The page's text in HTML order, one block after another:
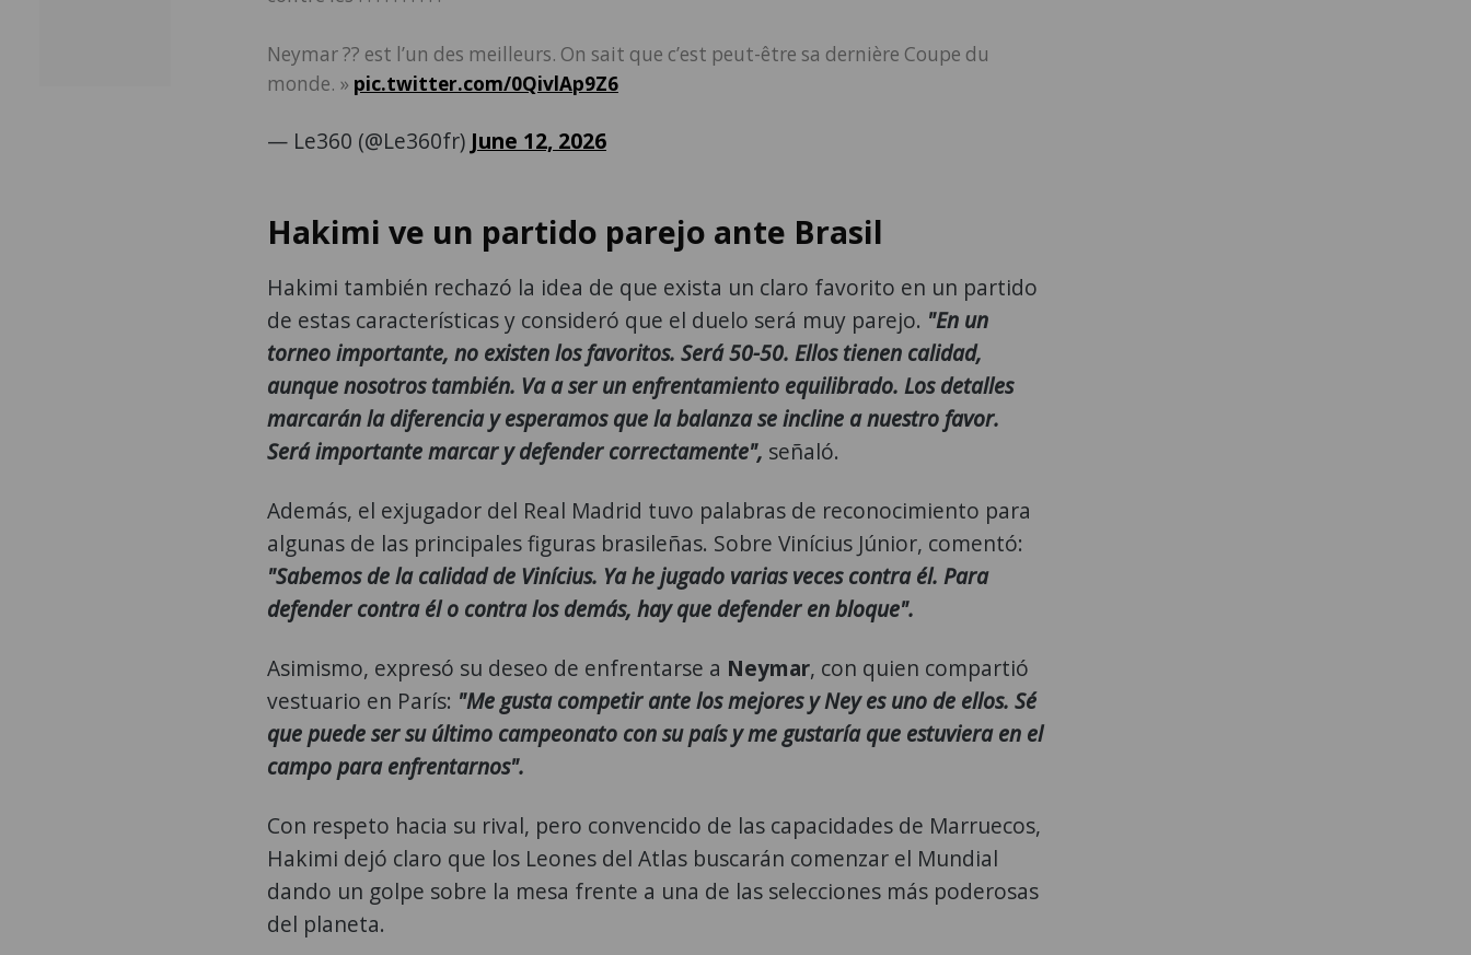
Neymar ?? est l’un des meilleurs. On sait que c’est peut-être sa dernière Coupe du
monde. » pic.twitter.com/0QivlAp9Z6
— Le360 (@Le360fr) June 12, 2026
Hakimi ve un partido parejo ante Brasil
Hakimi también rechazó la idea de que exista un claro favorito en un partido
de estas características y consideró que el duelo será muy parejo. "En un
torneo importante, no existen los favoritos. Será 50-50. Ellos tienen calidad,
aunque nosotros también. Va a ser un enfrentamiento equilibrado. Los detalles
marcarán la diferencia y esperamos que la balanza se incline a nuestro favor.
Será importante marcar y defender correctamente", señaló.
Además, el exjugador del Real Madrid tuvo palabras de reconocimiento para
algunas de las principales figuras brasileñas. Sobre Vinícius Júnior, comentó:
"Sabemos de la calidad de Vinícius. Ya he jugado varias veces contra él. Para
defender contra él o contra los demás, hay que defender en bloque".
Asimismo, expresó su deseo de enfrentarse a Neymar, con quien compartió
vestuario en París: "Me gusta competir ante los mejores y Ney es uno de ellos. Sé
que puede ser su último campeonato con su país y me gustaría que estuviera en el
campo para enfrentarnos".
Con respeto hacia su rival, pero convencido de las capacidades de Marruecos,
Hakimi dejó claro que los Leones del Atlas buscarán comenzar el Mundial
dando un golpe sobre la mesa frente a una de las selecciones más poderosas
del planeta.